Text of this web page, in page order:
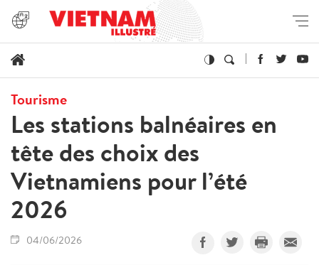
Tourisme
Les stations balnéaires en
tête des choix des
Vietnamiens pour l’été
2026
04/06/2026